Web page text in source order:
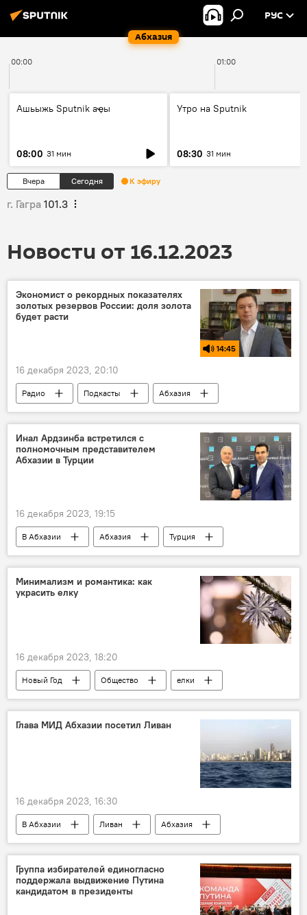
Абхазия
РУС
00:00 01:00
Ашьыжь Sputnik аҿы
08:00 31 мин
Утро на Sputnik
08:30 31 мин
Вчера Сегодня К эфиру
г. Гагра 101.3
Новости от 16.12.2023
Экономист о рекордных показателях
золотых резервов России: доля золота
будет расти
14:45
16 декабря 2023, 20:10
Радио Подкасты
Абхазия
Россия
золото
Инал Ардзинба встретился с
полномочным представителем
Абхазии в Турции
16 декабря 2023, 19:15
В Абхазии Абхазия
Турция
Инал Ардзинба
Политика
Минимализм и романтика: как
украсить елку
16 декабря 2023, 18:20
Новый Год Общество елки
Глава МИД Абхазии посетил Ливан
16 декабря 2023, 16:30
В Абхазии Ливан
Абхазия
В мире
Политика
МИД Абхазии
Группа избирателей единогласно
поддержала выдвижение Путина
кандидатом в президенты